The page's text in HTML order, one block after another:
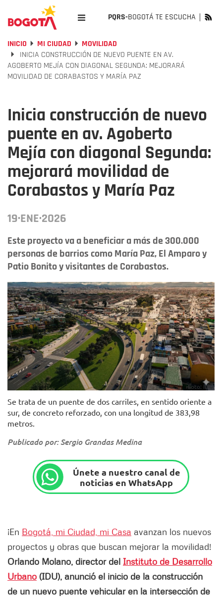
PQRS-BOGOTÁ TE ESCUCHA
INICIO MI CIUDAD
MOVILIDAD
INICIA CONSTRUCCIÓN DE NUEVO PUENTE EN AV.
AGOBERTO MEJÍA CON DIAGONAL SEGUNDA: MEJORARÁ
MOVILIDAD DE CORABASTOS Y MARÍA PAZ
Inicia construcción de nuevo
puente en av. Agoberto
Mejía con diagonal Segunda:
mejorará movilidad de
Corabastos y María Paz
19·ENE·2026
Este proyecto va a beneficiar a más de 300.000
personas de barrios como María Paz, El Amparo y
Patio Bonito y visitantes de Corabastos.
Foto: IDU.
Se trata de un puente de dos carriles, en sentido oriente a
sur, de concreto reforzado, con una longitud de 383,98
metros.
Publicado por: Sergio Grandas Medina
Únete a nuestro canal de
noticias en WhatsApp
¡En Bogotá, mi Ciudad, mi Casa avanzan los nuevos
proyectos y obras que buscan mejorar la movilidad!
Orlando Molano, director del Instituto de Desarrollo
Urbano (IDU), anunció el inicio de la construcción
de un nuevo puente vehicular en la intersección de